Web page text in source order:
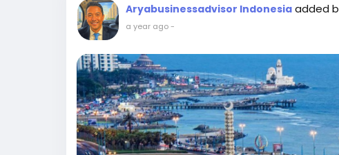
Aryabusinessadvisor Indonesia added
a year ago-